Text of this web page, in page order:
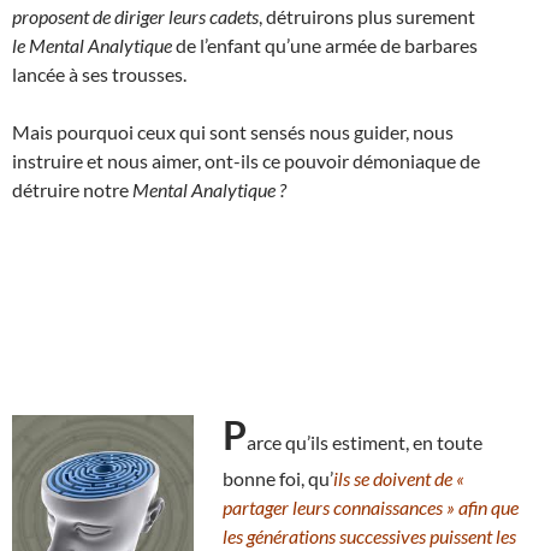
proposent de diriger leurs cadets , détruirons plus surement
le Mental Analytiquede l’enfant qu’une armée de barbares
lancée à ses trousses.
Mais pourquoi ceux qui sont sensés nous guider, nous
instruire et nous aimer, ont-ils ce pouvoir démoniaque de
détruire notre Mental Analytique ?
Parce qu’ils estiment, en toute
bonne foi, qu’ils se doivent de «
partager leurs connaissances » afin que
les générations successives puissent les